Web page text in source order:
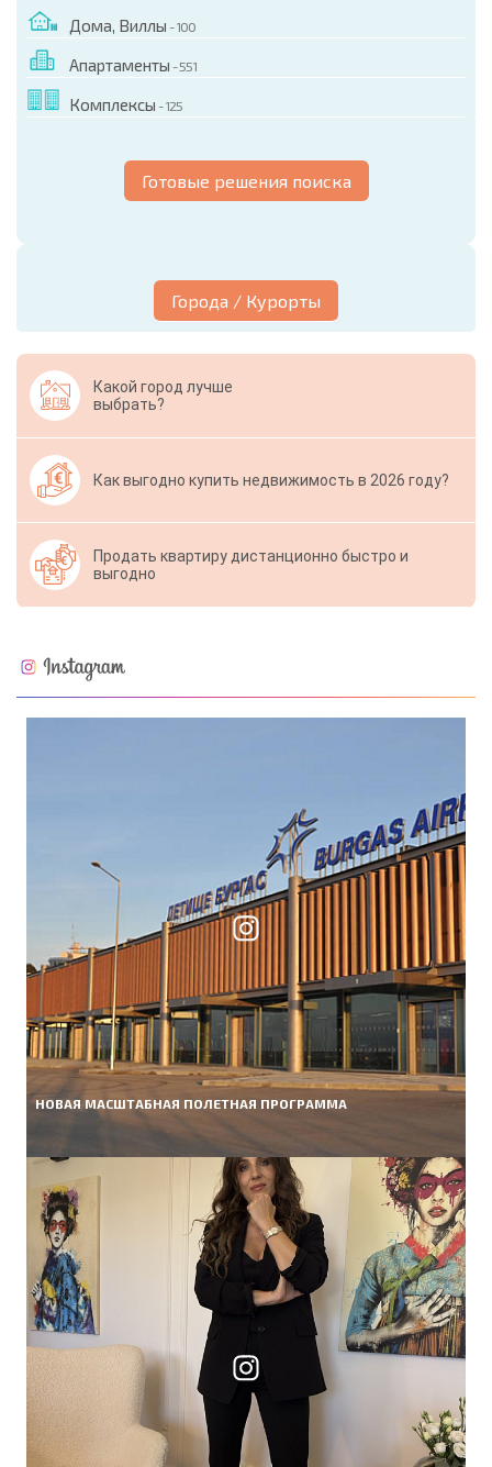
Дома, Виллы - 100
Апартаменты - 551
Комплексы - 125
Готовые решения поиска
Города / Курорты
Какой город лучше
выбрать?
Как выгодно купить недвижимость в 2026 году?
Продать квартиру дистанционно быстро и
выгодно
НОВАЯ МАСШТАБНАЯ ПОЛЕТНАЯ ПРОГРАММА